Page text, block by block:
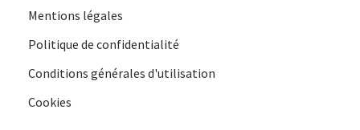
Mentions légales
Politique de confidentialité
Conditions générales d'utilisation
Cookies